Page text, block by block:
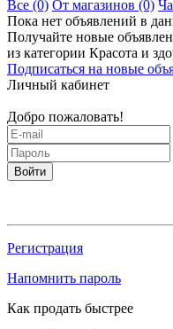
Все (0) От магазинов (0)
Пока нет объявлений в
Получайте новые
из категории Красота и
Подписаться на новые
Личный кабинет
Добро пожаловать!
Войти
Регистрация
Напомнить пароль
Как продать быстрее